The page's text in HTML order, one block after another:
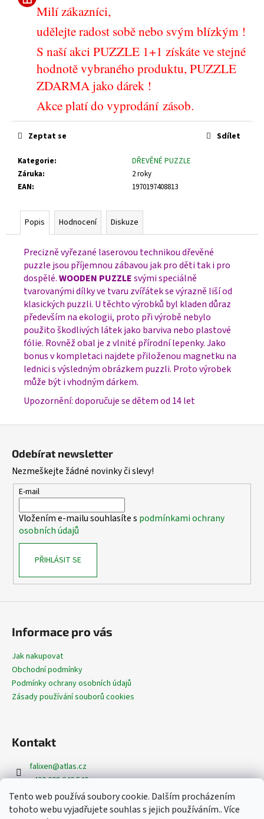
Tento web používá soubory cookie. Dalším procházením
tohoto webu vyjadřujete souhlas s jejich používáním.. Více
Milí zákazníci,
udělejte radost sobě nebo svým blízkým !
S naší akci PUZZLE 1+1 získáte ve stejné
hodnotě vybraného produktu, PUZZLE
ZDARMA jako dárek !
Akce platí do vyprodání zásob.
Kategorie:
DŘEVĚNÉ PUZZLE
Záruka:
2 roky
EAN: 1970197408813
Zeptat se Sdílet
Popis Hodnocení Diskuze
Precizně vyřezané laserovou technikou dřevěné
puzzle jsou příjemnou zábavou jak pro děti tak i pro
dospělé.WOODEN PUZZLEsvými speciálně
tvarovanými dílky ve tvaru zvířátek se výrazně liší od
klasických puzzli. U těchto výrobků byl kladen důraz
především na ekologii, proto při výrobě nebylo
použito škodlivých látek jako barviva nebo plastové
fólie. Rovněž obal je z vlnité přírodní lepenky. Jako
bonus v kompletaci najdete přiloženou magnetku na
lednici s výsledným obrázkem puzzli. Proto výrobek
může být i vhodným dárkem.
Upozornění: doporučuje se dětem od 14 let
Odebírat newsletter
Nezmeškejte žádné novinky či slevy!
E-mail
Vložením e-mailu souhlasíte s podmínkami ochrany
osobních údajů
PŘIHLÁSIT SE
Informace pro vás
Jak nakupovat
Obchodní podmínky
Podmínky ochrany osobních údajů
Zásady používání souborů cookies
Kontakt
falixen@atlas.cz
+420 608 640 540
+420 608 620 362
https://www.facebook.com/dekoracefalixen